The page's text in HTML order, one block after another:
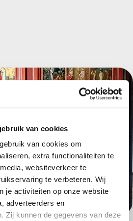
van cookies
van cookies om
extra functionaliteiten te
websiteverkeer te
te verbeteren. Wij
je activiteiten op onze website
adverteerders en
Zij kunnen de gegevens van deze